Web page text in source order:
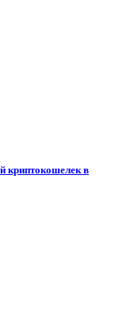
криптокошелек в